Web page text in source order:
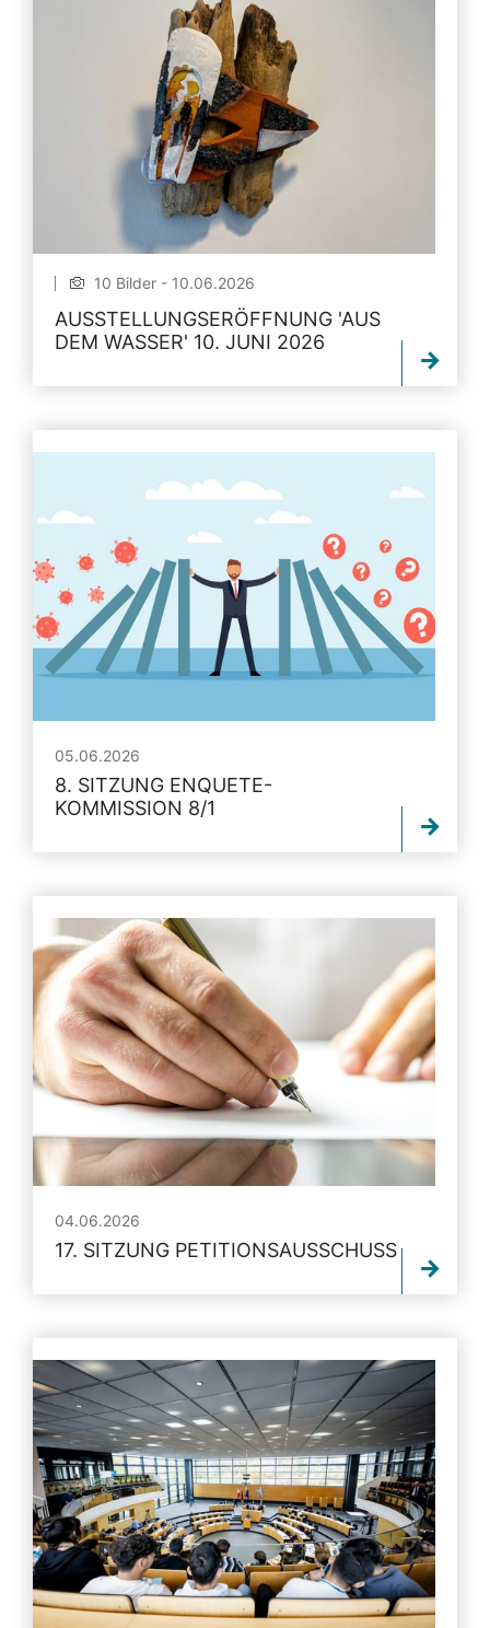
10 Bilder - 10.06.2026
AUSSTELLUNGSERÖFFNUNG 'AUS
DEM WASSER' 10. JUNI 2026
05.06.2026
8. SITZUNG ENQUETE-
KOMMISSION 8/1
04.06.2026
17. SITZUNG PETITIONSAUSSCHUSS